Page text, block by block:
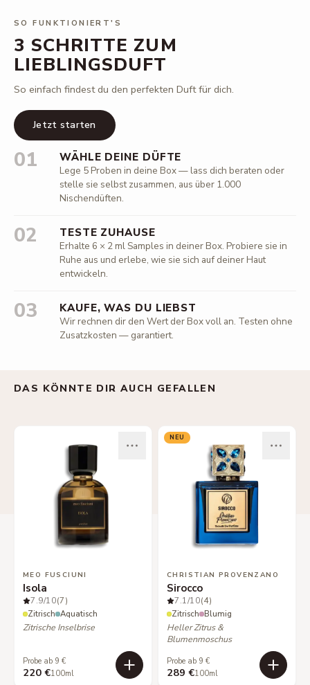
SO FUNKTIONIERT'S
3 SCHRITTE ZUM
LIEBLINGSDUFT
So einfach findest du den perfekten Duft für dich.
Jetzt starten
01 WÄHLE DEINE DÜFTE
Lege 5 Proben in deine Box — lass dich beraten oder
stelle sie selbst zusammen, aus über 1.000
Nischendüften.
02 TESTE ZUHAUSE
Erhalte 6 × 2 ml Samples in deiner Box. Probiere sie in
Ruhe aus und erlebe, wie sie sich auf deiner Haut
entwickeln.
03 KAUFE, WAS DU LIEBST
Wir rechnen dir den Wert der Box voll an. Testen ohne
Zusatzkosten — garantiert.
DAS KÖNNTE DIR AUCH GEFALLEN
MEO FUSCIUNI
Isola
7.9/10(7)
Zitrisch Aquatisch
Zitrische Inselbrise
Probe ab 9 €
220 €100ml
NEU
CHRISTIAN PROVENZANO
Sirocco
7.1/10(4)
Zitrisch Blumig
Heller Zitrus &
Blumenmoschus
Probe ab 9 €
289 €100ml